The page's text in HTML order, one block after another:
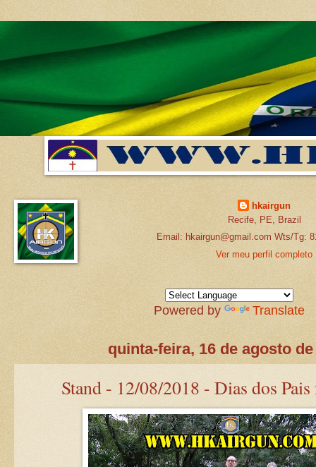
hkairgun
Recife, PE, Brazil
Email: hkairgun@gmail.com Wts/Tg:
Ver meu perfil completo
Powered by Translate
quinta-feira, 16 de agosto de
Stand - 12/08/2018 - Dias dos